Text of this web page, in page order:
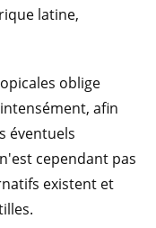
latine,
oblige
afin
éventuels
cependant pas
existent et